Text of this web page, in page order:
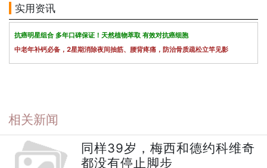
实用资讯
抗癌明星组合 多年口碑保证！天然植物萃取 有效对抗癌细胞
中老年补钙必备，2星期消除夜间抽筋、腰背疼痛，防治骨质疏松立竿见影
相关新闻
同样39岁，梅西和德约科维奇
都没有停止脚步